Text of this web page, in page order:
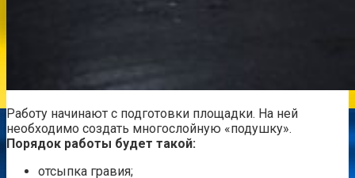
Работу начинают с подготовки площадки. На ней
необходимо создать многослойную «подушку».
Порядок работы будет такой:
отсыпка гравия;